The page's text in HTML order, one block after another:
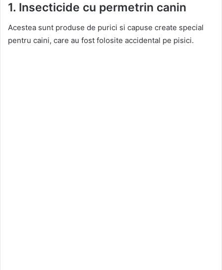
1. Insecticide cu permetrin canin
Acestea sunt produse de purici si capuse create special
pentru caini, care au fost folosite accidental pe pisici.